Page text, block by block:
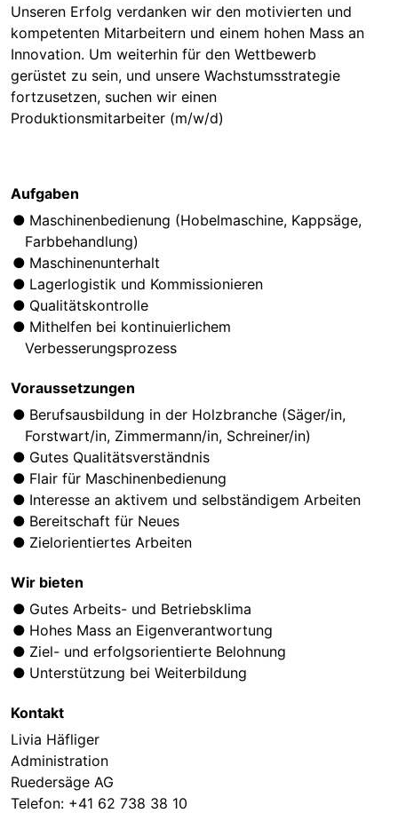
Unseren Erfolg verdanken wir den motivierten und
kompetenten Mitarbeitern und einem hohen Mass an
Innovation. Um weiterhin für den Wettbewerb
gerüstet zu sein, und unsere Wachstumsstrategie
fortzusetzen, suchen wir einen
Produktionsmitarbeiter (m/w/d)
Aufgaben
Maschinenbedienung (Hobelmaschine, Kappsäge,
Farbbehandlung)
Maschinenunterhalt
Lagerlogistik und Kommissionieren
Qualitätskontrolle
Mithelfen bei kontinuierlichem
Verbesserungsprozess
Voraussetzungen
Berufsausbildung in der Holzbranche (Säger/in,
Forstwart/in, Zimmermann/in, Schreiner/in)
Gutes Qualitätsverständnis
Flair für Maschinenbedienung
Interesse an aktivem und selbständigem Arbeiten
Bereitschaft für Neues
Zielorientiertes Arbeiten
Wir bieten
Gutes Arbeits- und Betriebsklima
Hohes Mass an Eigenverantwortung
Ziel- und erfolgsorientierte Belohnung
Unterstützung bei Weiterbildung
Kontakt
Livia Häfliger
Administration
Ruedersäge AG
Telefon: +41 62 738 38 10